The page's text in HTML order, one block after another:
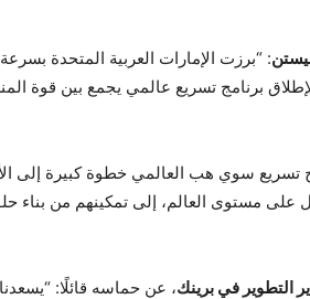
: “برزت الإمارات العربية المتحدة
برنامج تسريع عالمي يجمع بين قوة
تسريع سوي هب العالمي خطوة كبيرة إلى
على مستوى العالم، إلى تمكينهم من
التطوير في برينك، عن حماسه قائلًا: